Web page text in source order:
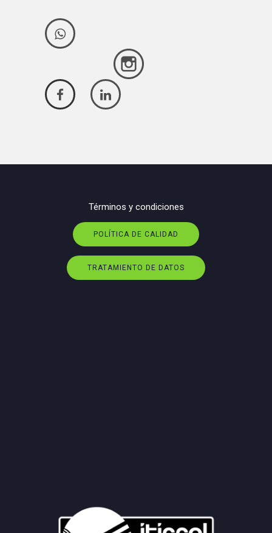
Términos y condiciones
POLÍTICA DE CALIDAD
TRATAMIENTO DE DATOS